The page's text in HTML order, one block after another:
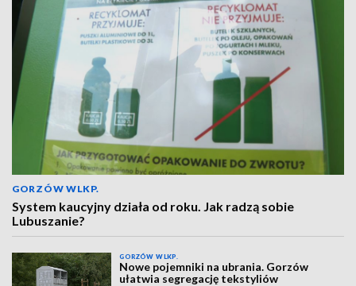
GORZÓW WLKP.
System kaucyjny działa od roku. Jak radzą sobie
Lubuszanie?
GORZÓW WLKP.
Nowe pojemniki na ubrania. Gorzów
ułatwia segregację tekstyliów